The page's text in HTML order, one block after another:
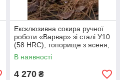
Ексклюзивна сокира ручної
роботи «Варвар» зі сталі У10
(58 HRC), топорище з ясеня,
шкіряний чохол
В наявності
4 270 ₴